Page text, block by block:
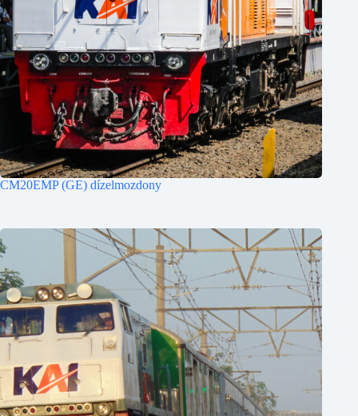
CM20EMP (GE) dízelmozdony